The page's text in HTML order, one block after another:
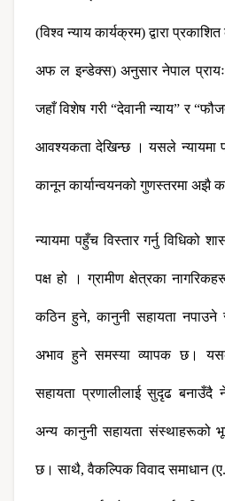
(विश्व न्याय कार्यक्रम) द्वारा
अफ ल इन्डेक्स) अनुसार नेपाल प्रायः
जहाँ विशेष गरी “देवानी न्याय” र
आवश्यकता देखिन्छ । यसले न्यायमा
कानून कार्यान्वयनको गुणस्तरमा अझै
न्यायमा पहुँच विस्तार गर्नु विधिको
पक्ष हो । ग्रामीण क्षेत्रका
कठिन हुने, कानुनी सहायता नपाउने
अभाव हुने समस्या व्यापक छ।
सहायता प्रणालीलाई सुदृढ बनाउँदै
अन्य कानुनी सहायता संस्थाहरूको
छ। साथै, वैकल्पिक विवाद समाधान